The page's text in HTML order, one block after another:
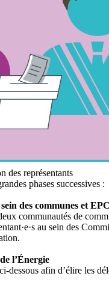
des représentants
phases successives :
des communes et
communautés de
au sein des
l’Énergie
afin d’élire les